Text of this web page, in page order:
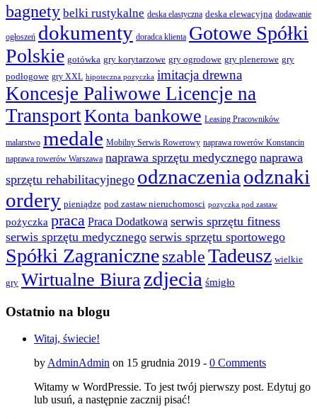
bagnety belki rustykalne deska elastyczna deska elewacyjna dodawanie
ogłoszeń dokumenty doradca klienta Gotowe Spółki
Polskie gotówka gry korytarzowe gry ogrodowe gry plenerowe gry
podłogowe gry XXL hipoteczna pozyczka imitacja drewna
Koncesje Paliwowe Licencje na
TransportKonta bankowe Leasing Pracowników
malarstwo medale Mobilny Serwis Rowerowy naprawa rowerów Konstancin
naprawa rowerów Warszawa naprawa sprzętu medycznego naprawa
sprzętu rehabilitacyjnego odznaczenia odznaki
ordery pieniądze pod zastaw nieruchomosci pozyczka pod zastaw
pożyczka praca Praca Dodatkowa serwis sprzętu fitness
serwis sprzętu medycznego serwis sprzętu sportowego
Spółki ZagraniczneszableTadeusz wielkie
gry Wirtualne Biurazdjecia śmigło
Ostatnio na blogu
Witaj, świecie!
by AdminAdmin on 15 grudnia 2019 - 0 Comments
Witamy w WordPressie. To jest twój pierwszy post. Edytuj go
lub usuń, a następnie zacznij pisać!